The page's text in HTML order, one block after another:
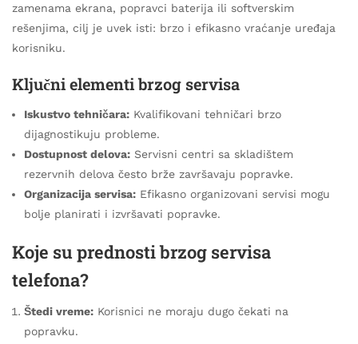
zamenama ekrana, popravci baterija ili softverskim
rešenjima, cilj je uvek isti: brzo i efikasno vraćanje uređaja
korisniku.
Ključni elementi brzog servisa
Iskustvo tehničara: Kvalifikovani tehničari brzo
dijagnostikuju probleme.
Dostupnost delova: Servisni centri sa skladištem
rezervnih delova često brže završavaju popravke.
Organizacija servisa: Efikasno organizovani servisi mogu
bolje planirati i izvršavati popravke.
Koje su prednosti brzog servisa
telefona?
Štedi vreme: Korisnici ne moraju dugo čekati na
popravku.